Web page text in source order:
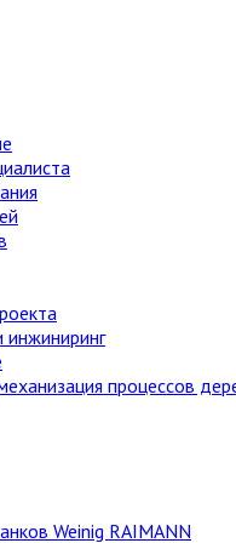
инжиниринг
процессов
Weinig RAIMANN